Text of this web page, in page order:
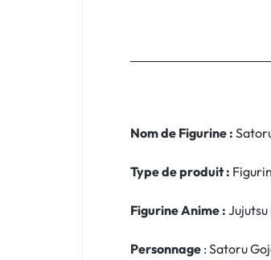
Nom de Figurine :
Type de produit :
Figurine Anime : Jujutsu
Personnage : Satoru